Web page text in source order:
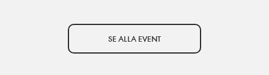
SE ALLA EVENT